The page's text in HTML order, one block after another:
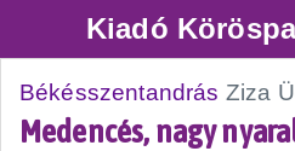
Kiadó
Békésszentandrás Ziza
Medencés, nagy